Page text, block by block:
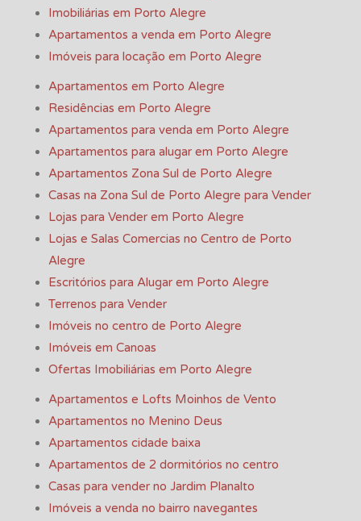
Imobiliárias em Porto Alegre
Apartamentos a venda em Porto Alegre
Imóveis para locação em Porto Alegre
Apartamentos em Porto Alegre
Residências em Porto Alegre
Apartamentos para venda em Porto Alegre
Apartamentos para alugar em Porto Alegre
Apartamentos Zona Sul de Porto Alegre
Casas na Zona Sul de Porto Alegre para Vender
Lojas para Vender em Porto Alegre
Lojas e Salas Comercias no Centro de Porto
Alegre
Escritórios para Alugar em Porto Alegre
Terrenos para Vender
Imóveis no centro de Porto Alegre
Imóveis em Canoas
Ofertas Imobiliárias em Porto Alegre
Apartamentos e Lofts Moinhos de Vento
Apartamentos no Menino Deus
Apartamentos cidade baixa
Apartamentos de 2 dormitórios no centro
Casas para vender no Jardim Planalto
Imóveis a venda no bairro navegantes